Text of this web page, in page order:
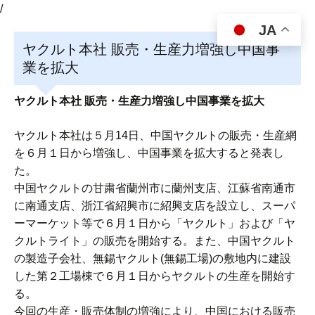
/
ヤクルト本社 販売・生産力増強し中国事
業を拡大
ヤクルト本社 販売・生産力増強し中国事業を拡大
ヤクルト本社は５月14日、中国ヤクルトの販売・生産網
を６月１日から増強し、中国事業を拡大すると発表し
た。
中国ヤクルトの甘粛省蘭州市に蘭州支店、江蘇省南通市
に南通支店、浙江省紹興市に紹興支店を設立し、スーパ
ーマーケット等で６月１日から「ヤクルト」および「ヤ
クルトライト」の販売を開始する。また、中国ヤクルト
の製造子会社、無錫ヤクルト(無錫工場)の敷地内に建設
した第２工場棟で６月１日からヤクルトの生産を開始す
る。
今回の生産・販売体制の増強により、中国における販売
JA